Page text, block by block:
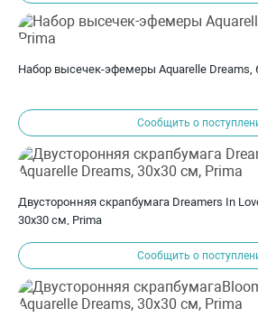
Набор высечек-эфемеры Aquarelle Dreams,
Сообщить о
Двусторонняя скрапбумага Dreamers In
30х30 см, Prima
Сообщить о